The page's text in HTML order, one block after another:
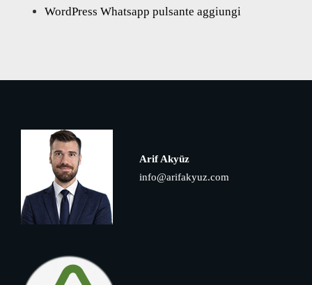
WordPress Whatsapp pulsante aggiungi
Arif Akyüz
info@arifakyuz.com